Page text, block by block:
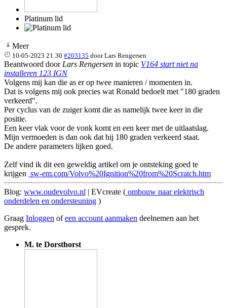
Platinum lid
Meer
10-05-2023 21:30 #203135 doorLars Rengersen
Beantwoord door Lars Rengersen in topic V164 start niet na
installeren 123 IGN
Volgens mij kan die as er op twee manieren / momenten in.
Dat is volgens mij ook precies wat Ronald bedoelt met "180 graden
verkeerd".
Per cyclus van de zuiger komt die as namelijk twee keer in die
positie.
Een keer vlak voor de vonk komt en een keer met de uitlaatslag.
Mijn vermoeden is dan ook dat hij 180 graden verkeerd staat.
De andere parameters lijken goed.
Zelf vind ik dit een geweldig artikel om je ontsteking goed te
krijgen sw-em.com/Volvo%20Ignition%20from%20Scratch.htm
Blog: www.oudevolvo.nl | EVcreate ( ombouw naar elektrisch
onderdelen en ondersteuning )
Graag Inloggen ofeen account aanmaken deelnemen aan het
gesprek.
M. te Dorsthorst